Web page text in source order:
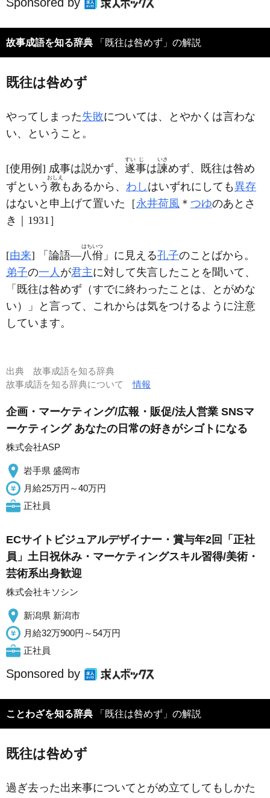
故事成語を知る辞典 「既往は咎めず」の解説
既往は咎めず
やってしまった失敗については、とやかくは言わな
い、ということ。
[使用例] 成事は説かず、 遂
すい
事
じ
は諫
いさ
めず、既往は咎め
ずという 教
おしえ
もあるから、 わし はいずれにしても異存
はないと申上げて置いた［永井荷風 ＊ つゆのあとさ
き｜1931］
[由来] 「 論語―八
はち
佾
いつ
」に見える孔子のことばから。
弟子の一人 が君主に対して失言したことを聞いて、
「既往は咎めず（すでに終わったことは、とがめな
い）」と言って、これからは気をつけるように注意
しています。
出典 故事成語を知る辞典
故事成語を知る辞典について情報
企画・マーケティング/広報・販促/法人営業 SNSマ
ーケティング あなたの日常の好きがシゴトになる
株式会社ASP
岩手県 盛岡市
月給25万円～40万円
正社員
ECサイトビジュアルデザイナー・賞与年2回「正社
員」土日祝休み・マーケティングスキル習得/美術・
芸術系出身歓迎
株式会社キソシン
新潟県 新潟市
月給32万900円～54万円
正社員
Sponsored by
ことわざを知る辞典 「既往は咎めず」の解説
既往は咎めず
過ぎ去った出来事についてとがめ立てしてもしかた